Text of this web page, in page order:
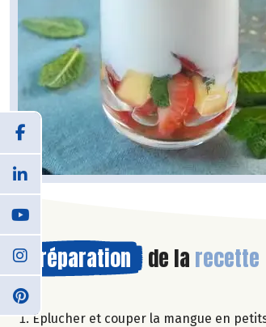
Préparation de la recette
Eplucher et couper la mangue en